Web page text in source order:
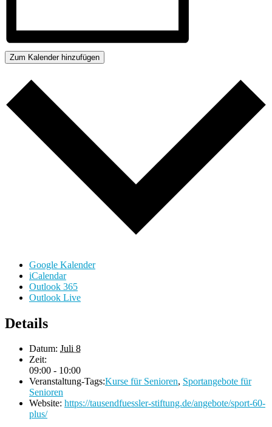
Zum Kalender hinzufügen
Google Kalender
iCalendar
Outlook 365
Outlook Live
Details
Datum: Juli 8
Zeit:
09:00 - 10:00
Veranstaltung-Tags:Kurse für Senioren, Sportangebote für
Senioren
Website: https://tausendfuessler-stiftung.de/angebote/sport-60-
plus/